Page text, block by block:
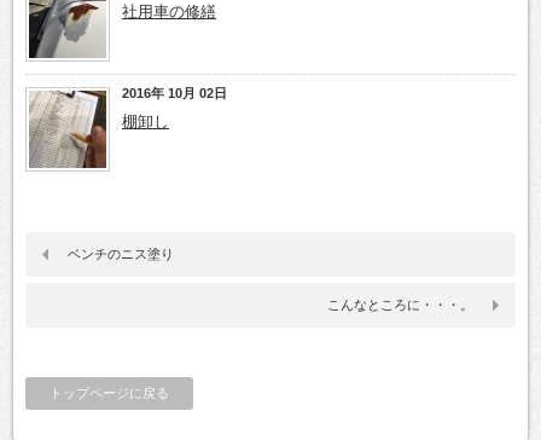
社用車の修繕
2016年 10月 02日
棚卸し
ベンチのニス塗り
こんなところに・・・。
トップページに戻る